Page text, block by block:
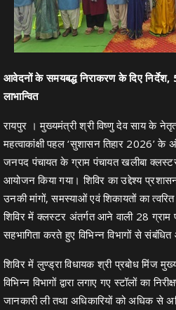
आवेदनों के समयबद्ध निराकरण के दिए निर्देश,
लाभान्वित
रायपुर । मुख्यमंत्री श्री विष्णु देव साय के
महत्वाकांक्षी पहल ‘सुशासन तिहार 2026’
जनपद पंचायत के ग्राम पंचायत खलीबा
आयोजन किया गया। शिविर का उद्देश्य
उनकी मांगों, समस्याओं एवं शिकायतों का
शिविर में क्लस्टर अंतर्गत आने वाली 28 ग्राम
सहभागिता करते हुए विभिन्न विभागों से
शिविर में लुण्ड्रा विधायक श्री प्रबोध मिंज
विभिन्न विभागों द्वारा लगाए गए स्टॉलों का
जानकारी ली तथा अधिकारियों को अधिक से